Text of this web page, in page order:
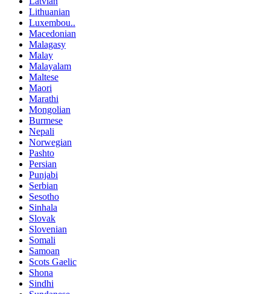
Lithuanian
Luxembou..
Macedonian
Malagasy
Malay
Malayalam
Maltese
Maori
Marathi
Mongolian
Burmese
Nepali
Norwegian
Pashto
Persian
Punjabi
Serbian
Sesotho
Sinhala
Slovak
Slovenian
Somali
Samoan
Scots Gaelic
Shona
Sindhi